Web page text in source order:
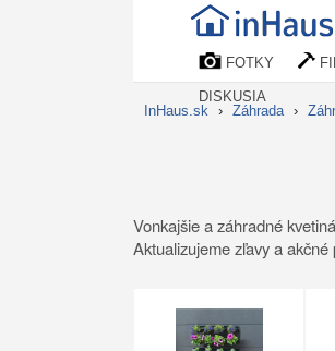
FOTKY
DISKUSIA
InHaus.sk › Záhrada ›
Vonkajšie a záhradné
Aktualizujeme zľavy a